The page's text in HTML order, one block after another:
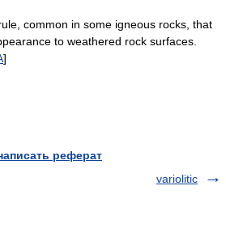
common in some igneous rocks, that
to weathered rock surfaces.
]
реферат
variolitic